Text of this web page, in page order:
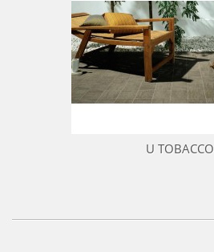
U TOBACCO